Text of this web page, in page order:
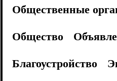
Общественные
Общество
Благоустройство